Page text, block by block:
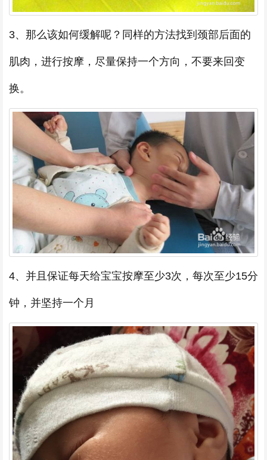
3、那么该如何缓解呢？同样的方法找到颈部后面的
肌肉，进行按摩，尽量保持一个方向，不要来回变
换。
4、并且保证每天给宝宝按摩至少3次，每次至少15分
钟，并坚持一个月